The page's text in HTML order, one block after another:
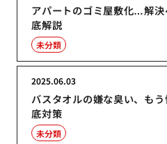
アパートのゴミ屋敷化…解
底解説
未分類
バスタオルの嫌な臭い、も
底対策
2025.06.03
未分類